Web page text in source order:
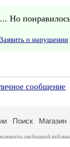
Но
Заявить о нарушении
сообщение
Поиск Магазин
свободной
и охраняются
.